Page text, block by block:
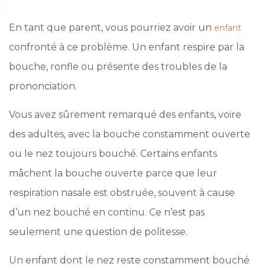
En tant que parent, vous pourriez avoir un enfant
confronté à ce problème. Un enfant respire par la
bouche, ronfle ou présente des troubles de la
prononciation.
Vous avez sûrement remarqué des enfants, voire
des adultes, avec la bouche constamment ouverte
ou le nez toujours bouché. Certains enfants
mâchent la bouche ouverte parce que leur
respiration nasale est obstruée, souvent à cause
d’un nez bouché en continu. Ce n’est pas
seulement une question de politesse.
Un enfant dont le nez reste constamment bouché